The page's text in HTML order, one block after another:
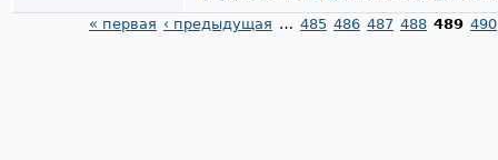
« первая ‹ предыдущая … 485 486 487 488 489 490